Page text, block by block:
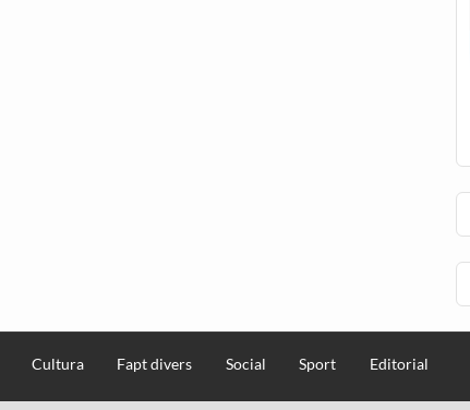
Cultura Fapt divers Social Sport Editorial